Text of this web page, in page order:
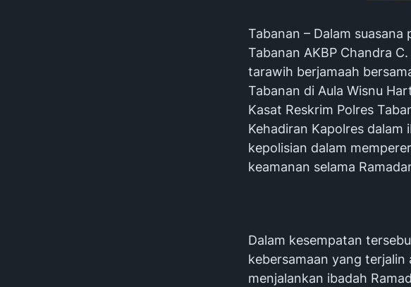
Tabanan – Dalam
Tabanan AKBP Chandra
tarawih berjamaah
Tabanan di Aula Wisnu
Kasat Reskrim Polres
Kehadiran Kapolres
kepolisian dalam
keamanan selama
Dalam kesempatan
kebersamaan yang terjalin
menjalankan ibadah